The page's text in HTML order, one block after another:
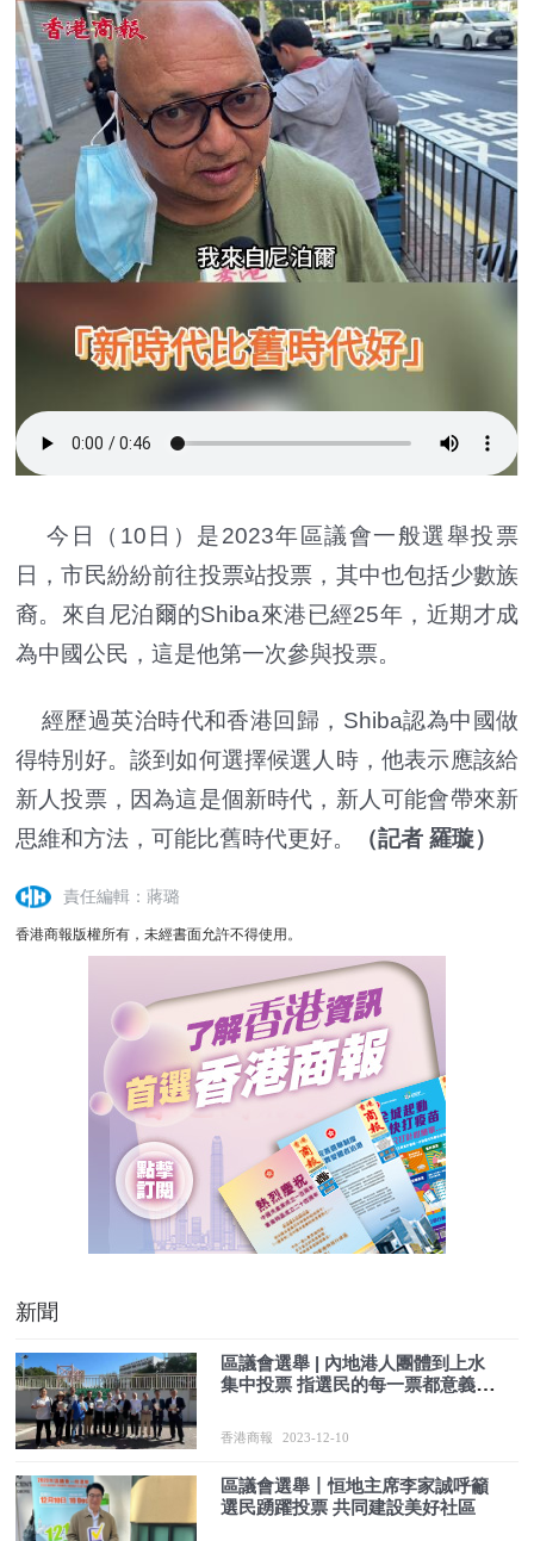
今日（10日）是2023年區議會一般選舉投票
日，市民紛紛前往投票站投票，其中也包括少數族
裔。來自尼泊爾的Shiba來港已經25年，近期才成
為中國公民，這是他第一次參與投票。
經歷過英治時代和香港回歸，Shiba認為中國做
得特別好。談到如何選擇候選人時，他表示應該給
新人投票，因為這是個新時代，新人可能會帶來新
思維和方法，可能比舊時代更好。
（記者 羅璇）
責任編輯：蔣璐
香港商報版權所有，未經書面允許不得使用。
新聞
區議會選舉 | 內地港人團體到上水
集中投票 指選民的每一票都意義重
香港商報 2023-12-10
區議會選舉丨恒地主席李家誠呼籲
選民踴躍投票 共同建設美好社區